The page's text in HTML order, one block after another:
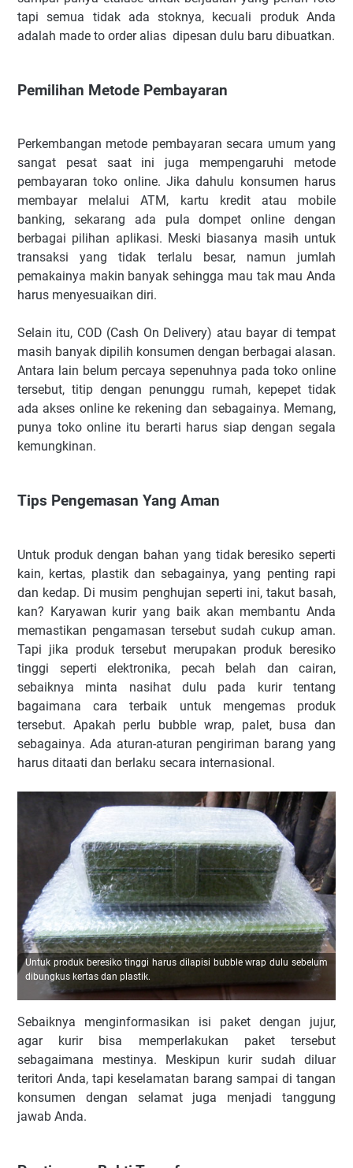
tapi semua tidak ada stoknya, kecuali produk Anda
adalah made to order alias dipesan dulu baru dibuatkan.
Pemilihan Metode Pembayaran
Perkembangan metode pembayaran secara umum yang
sangat pesat saat ini juga mempengaruhi metode
pembayaran toko online. Jika dahulu konsumen harus
membayar melalui ATM, kartu kredit atau mobile
banking, sekarang ada pula dompet online dengan
berbagai pilihan aplikasi. Meski biasanya masih untuk
transaksi yang tidak terlalu besar, namun jumlah
pemakainya makin banyak sehingga mau tak mau Anda
harus menyesuaikan diri.
Selain itu, COD (Cash On Delivery) atau bayar di tempat
masih banyak dipilih konsumen dengan berbagai alasan.
Antara lain belum percaya sepenuhnya pada toko online
tersebut, titip dengan penunggu rumah, kepepet tidak
ada akses online ke rekening dan sebagainya. Memang,
punya toko online itu berarti harus siap dengan segala
kemungkinan.
Tips Pengemasan Yang Aman
Untuk produk dengan bahan yang tidak beresiko seperti
kain, kertas, plastik dan sebagainya, yang penting rapi
dan kedap. Di musim penghujan seperti ini, takut basah,
kan? Karyawan kurir yang baik akan membantu Anda
memastikan pengamasan tersebut sudah cukup aman.
Tapi jika produk tersebut merupakan produk beresiko
tinggi seperti elektronika, pecah belah dan cairan,
sebaiknya minta nasihat dulu pada kurir tentang
bagaimana cara terbaik untuk mengemas produk
tersebut. Apakah perlu bubble wrap, palet, busa dan
sebagainya. Ada aturan-aturan pengiriman barang yang
harus ditaati dan berlaku secara internasional.
Untuk produk beresiko tinggi harus dilapisi bubble wrap dulu sebelum
dibungkus kertas dan plastik.
Sebaiknya menginformasikan isi paket dengan jujur,
agar kurir bisa memperlakukan paket tersebut
sebagaimana mestinya. Meskipun kurir sudah diluar
teritori Anda, tapi keselamatan barang sampai di tangan
konsumen dengan selamat juga menjadi tanggung
jawab Anda.